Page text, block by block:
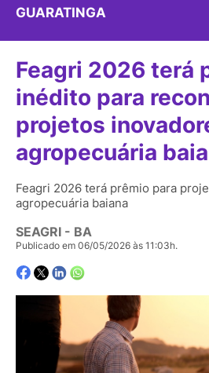
GUARATINGA
Feagri 2026 terá
inédito para
projetos
agropecuária
Feagri 2026 terá prêmio para
agropecuária baiana
SEAGRI - BA
Publicado em 06/05/2026 às 11:03h.